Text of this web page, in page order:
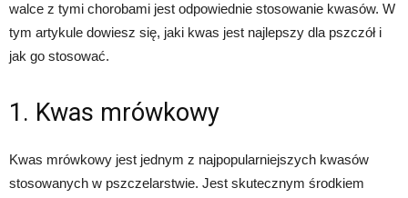
walce z tymi chorobami jest odpowiednie stosowanie kwasów. W
tym artykule dowiesz się, jaki kwas jest najlepszy dla pszczół i
jak go stosować.
1. Kwas mrówkowy
Kwas mrówkowy jest jednym z najpopularniejszych kwasów
stosowanych w pszczelarstwie. Jest skutecznym środkiem